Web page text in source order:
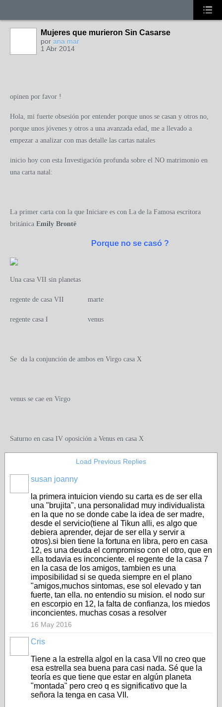
Mujeres que murieron Sin Casarse
por ana mar
1 Abr 2014
opinen por favor !
Hola, mi fuerte obsesión por entender porque unos se casan y otros no,
porque unos jóvenes y otros a una avanzada edad, me a llevado a
empezar a analizar con mas detalle las cartas natales
inicio hoy con esta Investigación profunda sobre el NO matrimonio en
una carta natal:
La primer carta con la que Iniciare es con La de la Famosa escritora
británica Emily Brontë
Porque no se casó ?
Una casa VII sin planetas
regente de casa VII marte
regente casa I venus
Se da la conjunción de ambos en Virgo casa X
venus se cae en Virgo
Saturno en casa IV oposición a Venus en casa X
Load Previous Replies
susan joanny
la primera intuicion viendo su carta es de ser ella
una "brujita", una personalidad muy individualista
en la que no se donde cabe la idea de ser madre,
desde el servicio(tiene al Tikun alli, es algo que
debiera aprender, dejar de ser ella y servir a
otros).si bien tiene la fortuna en libra, pero en casa
12, es una deuda el compromiso con el otro, que en
ella todavia es inconciente. el regente de la casa 7
en la casa de los amigos, tambien es una
imposibilidad si se queda siempre en el plano
"amigos,muchos sintomas, ese sol elevado y tan
fuerte, tan ella. no entendio su mision. el nodo sur
en escorpio en 12, la falta de confianza, los miedos
inconcientes. muchas cosas a resolver
16 May 2016
Cris
Tiene a la estrella algol en la casa VII no creo que
esa estrella sea buena para casi nada. Sé que la
teoría es que tiene que estar en algún planeta
"montada" pero creo q es significativo que la
señora la tenga en casa VII.